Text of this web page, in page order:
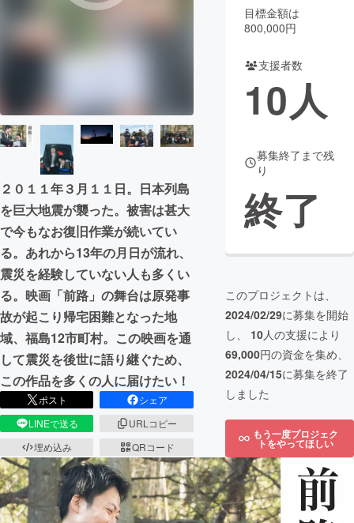
CAMPFIRE Creation
CAMPFIREふるさと納税
コミュニティ
２０１１年３月１１日。日本列島
を巨大地震が襲った。被害は甚大
で今もなお復旧作業が続いてい
る。あれから13年の月日が流れ、
震災を経験していない人も多くい
る。映画「前路」の舞台は原発事
故が起こり帰宅困難となった地
域、福島12市町村。この映画を通
して震災を後世に語り継ぐため、
この作品を多くの人に届けたい！
ポスト
シェア
LINEで送る
URLコピー
埋め込み
QRコード
目標金額は
800,000円
支援者数
10人
募集終了まで残
り
終了
このプロジェクトは、
2024/02/29に募集を開始
し、 10人の支援により
69,000円の資金を集め、
2024/04/15に募集を終了
しました
もう一度プロジェク
トをやってほしい